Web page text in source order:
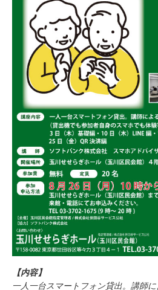
【内容】
一人一台スマートフォン貸出。講師